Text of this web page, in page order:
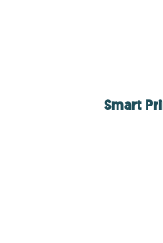
Smart